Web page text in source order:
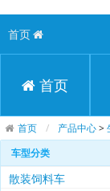
首页
首页
首页 产品中心>
车型分类
散装饲料车